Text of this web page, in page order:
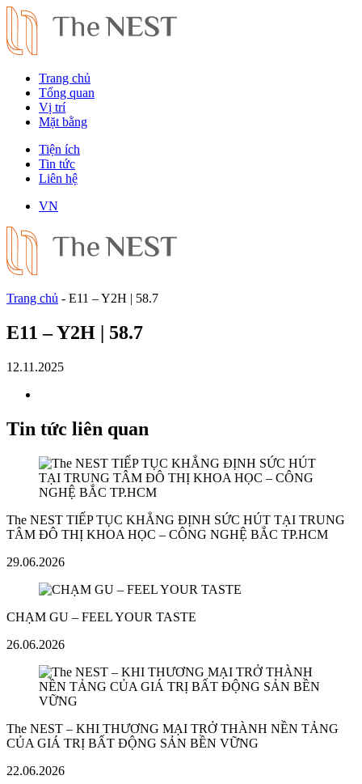
Trang chủ
Tổng quan
Vị trí
Mặt bằng
Tiện ích
Tin tức
Liên hệ
VN
Trang chủ - E11 – Y2H | 58.7
E11 – Y2H | 58.7
12.11.2025
Tin tức liên quan
The NEST TIẾP TỤC KHẲNG ĐỊNH SỨC HÚT TẠI TRUNG
TÂM ĐÔ THỊ KHOA HỌC – CÔNG NGHỆ BẮC TP.HCM
29.06.2026
CHẠM GU – FEEL YOUR TASTE
26.06.2026
The NEST – KHI THƯƠNG MẠI TRỞ THÀNH NỀN TẢNG
CỦA GIÁ TRỊ BẤT ĐỘNG SẢN BỀN VỮNG
22.06.2026